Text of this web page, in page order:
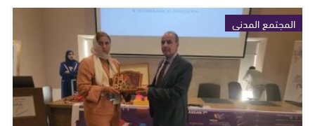
المجتمع المدني